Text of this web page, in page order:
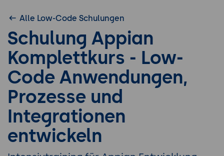
Alle Low-Code Schulungen
Schulung Appian
Komplettkurs - Low-
Code Anwendungen,
Prozesse und
Integrationen
entwickeln